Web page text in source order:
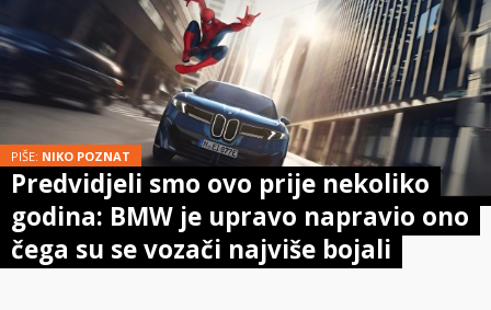
PIŠE: NIKO POZNAT
Predvidjeli smo ovo prije nekoliko
godina: BMW je upravo napravio ono
čega su se vozači najviše bojali